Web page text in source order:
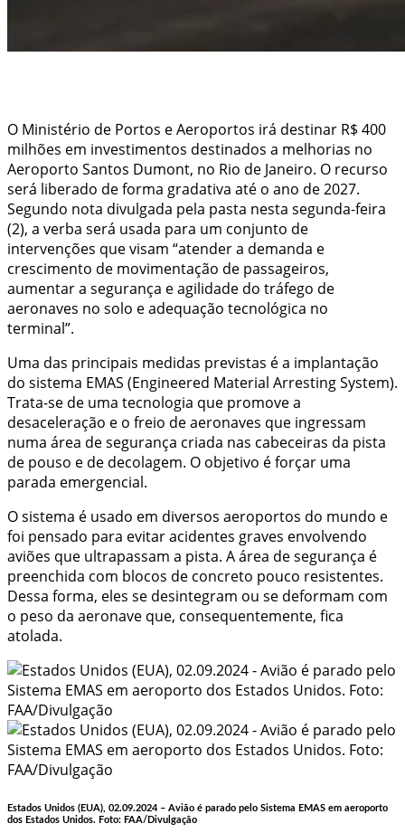
O Ministério de Portos e Aeroportos irá destinar R$ 400
milhões em investimentos destinados a melhorias no
Aeroporto Santos Dumont, no Rio de Janeiro. O recurso
será liberado de forma gradativa até o ano de 2027.
Segundo nota divulgada pela pasta nesta segunda-feira
(2), a verba será usada para um conjunto de
intervenções que visam “atender a demanda e
crescimento de movimentação de passageiros,
aumentar a segurança e agilidade do tráfego de
aeronaves no solo e adequação tecnológica no
terminal”.
Uma das principais medidas previstas é a implantação
do sistema EMAS (Engineered Material Arresting System).
Trata-se de uma tecnologia que promove a
desaceleração e o freio de aeronaves que ingressam
numa área de segurança criada nas cabeceiras da pista
de pouso e de decolagem. O objetivo é forçar uma
parada emergencial.
O sistema é usado em diversos aeroportos do mundo e
foi pensado para evitar acidentes graves envolvendo
aviões que ultrapassam a pista. A área de segurança é
preenchida com blocos de concreto pouco resistentes.
Dessa forma, eles se desintegram ou se deformam com
o peso da aeronave que, consequentemente, fica
atolada.
Estados Unidos (EUA), 02.09.2024 – Avião é parado pelo Sistema EMAS em aeroporto
dos Estados Unidos. Foto: FAA/Divulgação